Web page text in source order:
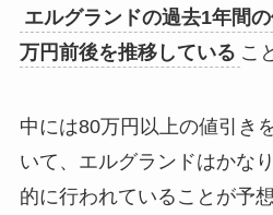
エルグランドの過去1年間
万円前後を推移している こ
中には80万円以上の値引き
いて、エルグランドはかな
的に行われていることが予